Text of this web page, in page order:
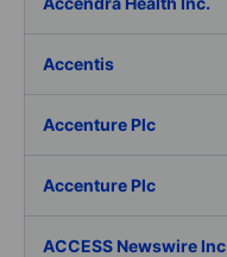
Accentis
Accenture Plc
Accenture Plc
ACCESS Newswire Inc